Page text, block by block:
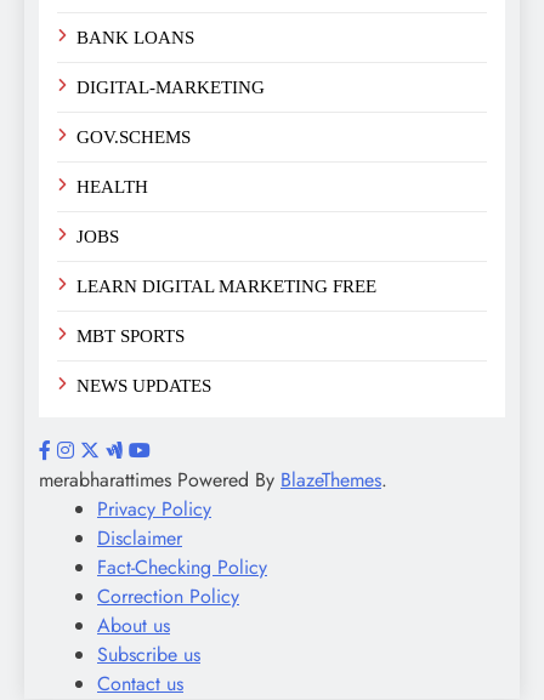
BANK LOANS
DIGITAL-MARKETING
GOV.SCHEMS
HEALTH
JOBS
LEARN DIGITAL MARKETING FREE
MBT SPORTS
NEWS UPDATES
merabharattimes Powered By BlazeThemes.
Privacy Policy
Disclaimer
Fact-Checking Policy
Correction Policy
About us
Subscribe us
Contact us